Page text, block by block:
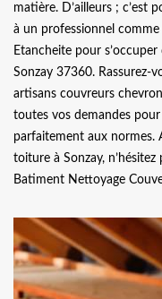
matière. D’ailleurs ; c’est
à un professionnel
Etancheite pour
Sonzay 37360. Rassurez-
artisans couvreurs
toutes vos demandes
parfaitement aux normes.
toiture à Sonzay,
Batiment Nettoyage